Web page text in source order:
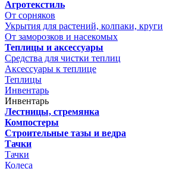
Агротекстиль
От сорняков
Укрытия для растений, колпаки, круги
От заморозков и насекомых
Теплицы и аксессуары
Средства для чистки теплиц
Аксессуары к теплице
Теплицы
Инвентарь
Инвентарь
Лестницы, стремянка
Компостеры
Строительные тазы и ведра
Тачки
Тачки
Колеса